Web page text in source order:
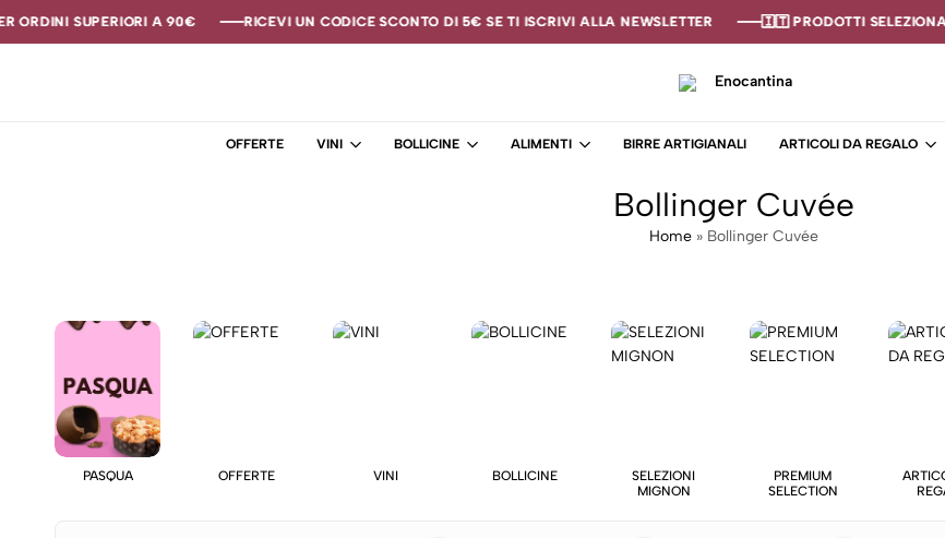
ORDINI SUPERIORI A 90€ RICEVI UN CODICE SCONTO DI 5€ SE TI ISCRIVI ALLA NEWSLETTER 🇮🇹 PRODOTTI
ORDINI SUPERIORI A 90€ RICEVI UN CODICE SCONTO DI 5€ SE TI ISCRIVI ALLA NEWSLETTER 🇮🇹 PRODOTTI
ORDINI SUPERIORI A 90€ RICEVI UN CODICE SCONTO DI 5€ SE TI ISCRIVI ALLA NEWSLETTER 🇮🇹 PRODOTTI
cantina
–
Enoteca
OFFERTE VINI BOLLICINE ALIMENTI BIRRE ARTIGIANALI ARTICOLI DA REGALO
Bollinger Cuvée
Home» Bollinger Cuvée
PASQUA OFFERTE VINI BOLLICINE
SELEZIONI
MIGNON
PREMIUM
SELECTION